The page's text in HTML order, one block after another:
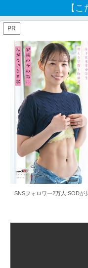
【
PR
SNSフォロワー2万人 SODが